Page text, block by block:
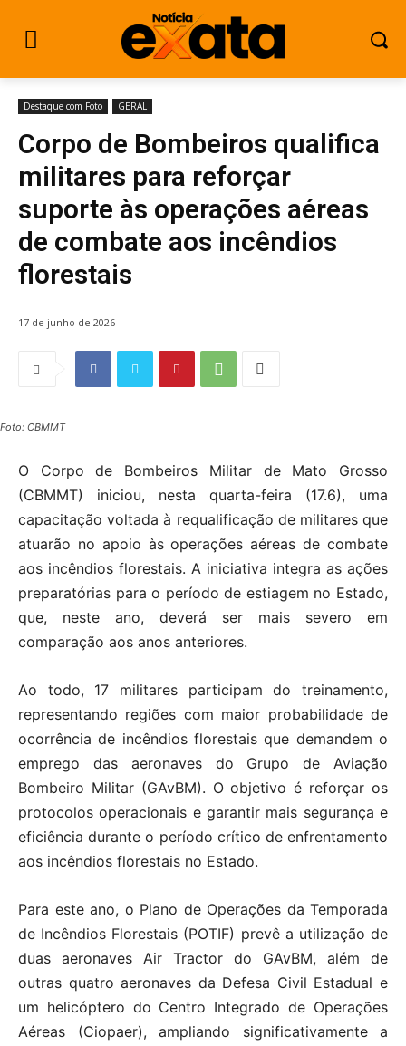
Destaque com Foto GERAL
Corpo de Bombeiros qualifica
militares para reforçar
suporte às operações aéreas
de combate aos incêndios
florestais
17 de junho de 2026
Foto: CBMMT
O Corpo de Bombeiros Militar de Mato Grosso
(CBMMT) iniciou, nesta quarta-feira (17.6), uma
capacitação voltada à requalificação de militares que
atuarão no apoio às operações aéreas de combate
aos incêndios florestais. A iniciativa integra as ações
preparatórias para o período de estiagem no Estado,
que, neste ano, deverá ser mais severo em
comparação aos anos anteriores.
Ao todo, 17 militares participam do treinamento,
representando regiões com maior probabilidade de
ocorrência de incêndios florestais que demandem o
emprego das aeronaves do Grupo de Aviação
Bombeiro Militar (GAvBM). O objetivo é reforçar os
protocolos operacionais e garantir mais segurança e
eficiência durante o período crítico de enfrentamento
aos incêndios florestais no Estado.
Para este ano, o Plano de Operações da Temporada
de Incêndios Florestais (POTIF) prevê a utilização de
duas aeronaves Air Tractor do GAvBM, além de
outras quatro aeronaves da Defesa Civil Estadual e
um helicóptero do Centro Integrado de Operações
Aéreas (Ciopaer), ampliando significativamente a